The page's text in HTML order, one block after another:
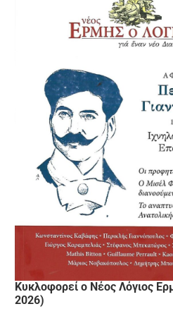
Κυκλοφορεί ο Νέος Λόγιος
2026)